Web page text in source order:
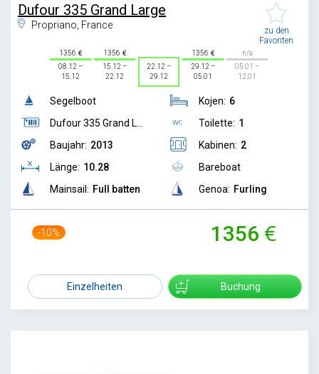
Dufour 335 Grand Large
Propriano, France
zu den
Favoriten
1356
08.12 –
15.12
1356
15.12 –
22.12
22.12 –
29.12
1356
29.12 –
05.01
n/a
05.01 –
12.01
Segelboot
Dufour 335 Grand L...
Baujahr: 2013
Länge: 10.28
Mainsail: Full batten
Kojen: 6
Toilette: 1
Kabinen: 2
Bareboat
Genoa: Furling
-10% 1356
Einzelheiten Buchung